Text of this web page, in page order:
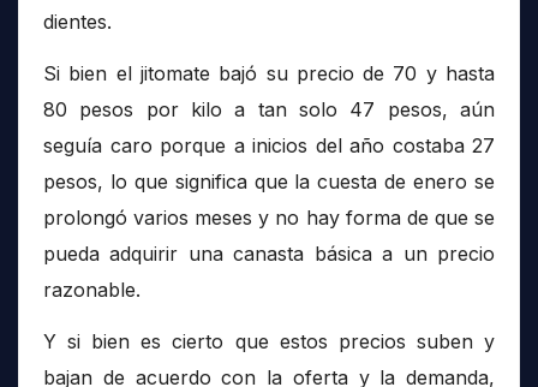
dientes.
Si bien el jitomate bajó su precio de 70 y hasta
80 pesos por kilo a tan solo 47 pesos, aún
seguía caro porque a inicios del año costaba 27
pesos, lo que significa que la cuesta de enero se
prolongó varios meses y no hay forma de que se
pueda adquirir una canasta básica a un precio
razonable.
Y si bien es cierto que estos precios suben y
bajan de acuerdo con la oferta y la demanda,